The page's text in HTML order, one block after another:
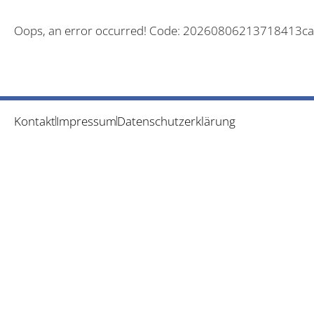
Oops, an error occurred! Code:
KontaktImpressumDatenschutzerklärung